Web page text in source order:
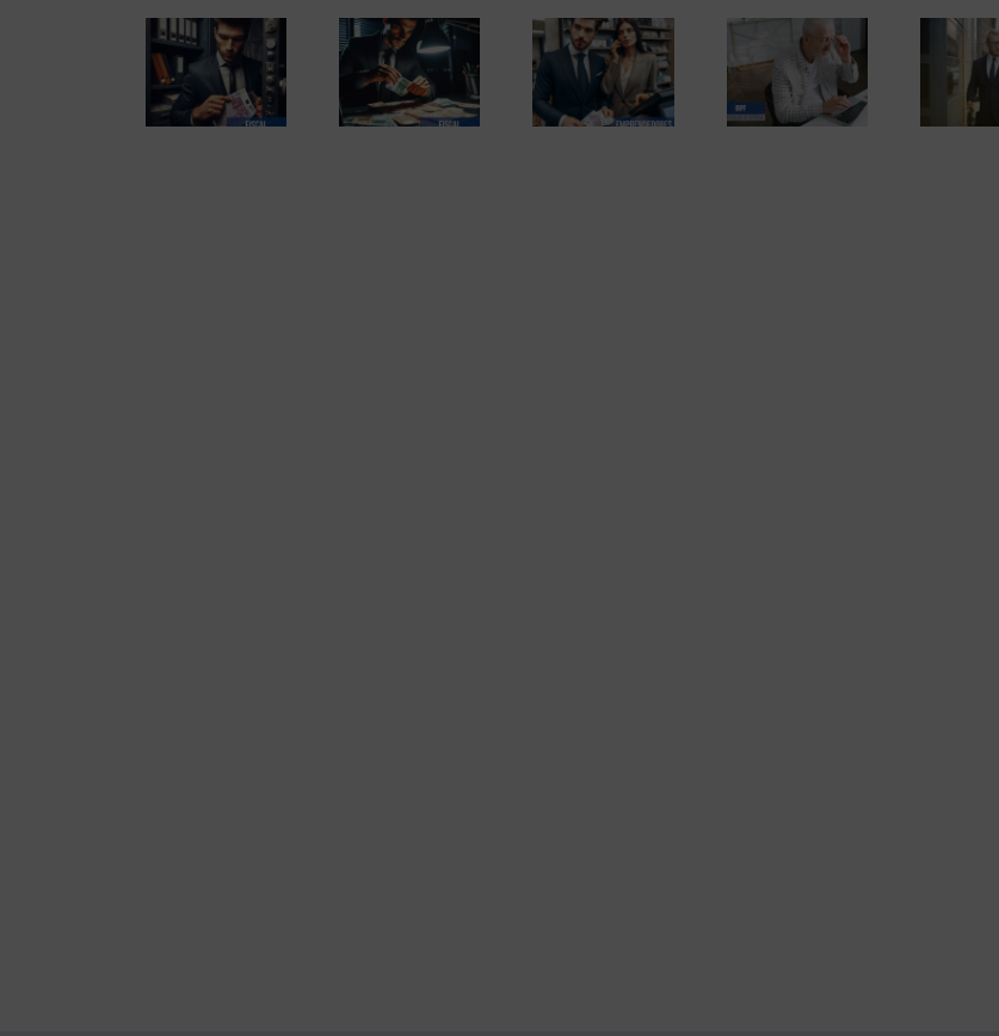
Los delitos fiscales
(1 de 2)
El perfil de los
emprendedores
españoles. Informe
Supremo
contradice a
Hacienda y elimina
la obligación de
presentar la
Las inspecciones
por sorpresa en el
domicilio con la
nueva ley contra el